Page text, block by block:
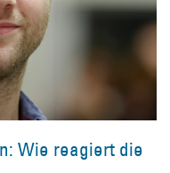
Wie reagiert die